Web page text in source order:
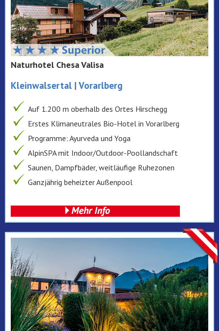
Naturhotel Chesa Valisa
Kleinwalsertal | Vorarlberg
Auf 1.200 m oberhalb des Ortes Hirschegg
Erstes Klimaneutrales Bio-Hotel in Vorarlberg
Programme: Ayurveda und Yoga
AlpinSPA mit Indoor/Outdoor-Poollandschaft
Saunen, Dampfbäder, weitläufige Ruhezonen
Ganzjährig beheizter Außenpool